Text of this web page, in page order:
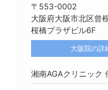
〒553-0002
大阪府大阪市北区曾
桜橋プラザビル6F
大阪院の詳
湘南AGAクリニック